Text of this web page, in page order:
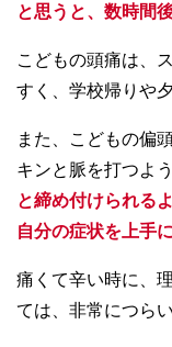
と思うと、数時間
こどもの頭痛は、
すく、学校帰りや
また、こどもの偏
キンと脈を打つよ
と締め付けられる
自分の症状を上手
痛くて辛い時に、
ては、非常につらい